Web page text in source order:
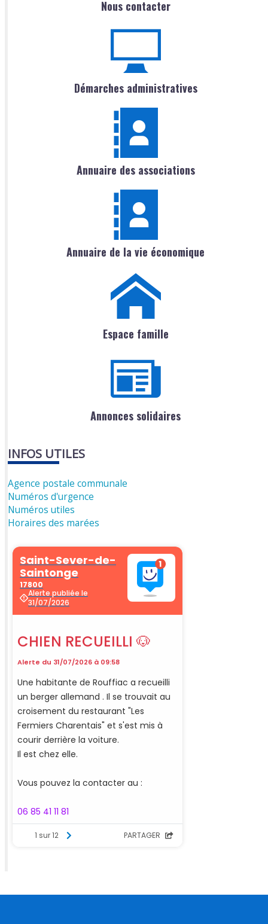
Nous contacter
Démarches administratives
Annuaire des associations
Annuaire de la vie économique
Espace famille
Annonces solidaires
INFOS UTILES
Agence postale communale
Numéros d'urgence
Numéros utiles
Horaires des marées